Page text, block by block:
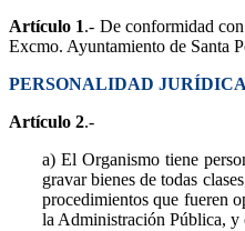
Artículo 1.- De conformidad
Excmo. Ayuntamiento de Santa
PERSONALIDAD JURÍDICA
Artículo 2.-
a) El Organismo tiene
gravar bienes de todas
procedimientos que fueren
la Administración Pública, y